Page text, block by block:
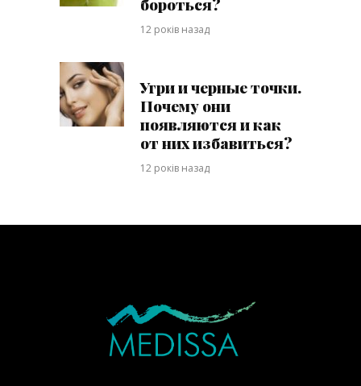
бороться?
12 років назад
Угри и черные точки.
Почему они
появляются и как
от них избавиться?
12 років назад